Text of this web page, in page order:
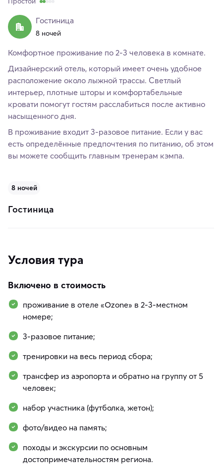
Гостиница
8 ночей
Комфортное проживание по 2-3 человека в комнате.
Дизайнерский отель, который имеет очень удобное
расположение около лыжной трассы. Светлый
интерьер, плотные шторы и комфортабельные
кровати помогут гостям расслабиться после активно
насыщенного дня.
В проживание входит 3-разовое питание. Если у вас
есть определённые предпочтения по питанию, об этом
вы можете сообщить главным тренерам кэмпа.
8 ночей
Гостиница
Условия тура
Включено в стоимость
проживание в отеле «Ozone» в 2-3-местном
номере;
3-разовое питание;
тренировки на весь период сбора;
трансфер из аэропорта и обратно на группу от 5
человек;
набор участника (футболка, жетон);
фото/видео на память;
походы и экскурсии по основным
достопримечательностям региона.